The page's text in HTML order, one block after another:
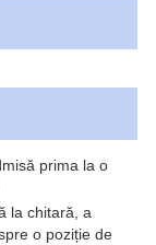
prima la o
la chitară, a
o poziție de